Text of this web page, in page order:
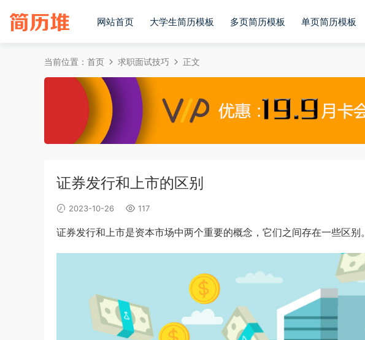
网站首页 大学生简历模板 多页简历模板 单页简历模板
当前位置： 首页 求职面试技巧 正文
证券发行和上市的区别
2023-10-26 117
证券发行和上市是资本市场中两个重要的概念，它们之间存在一些区别。